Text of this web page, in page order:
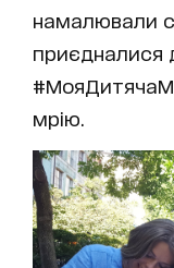
намалювали
мрію.